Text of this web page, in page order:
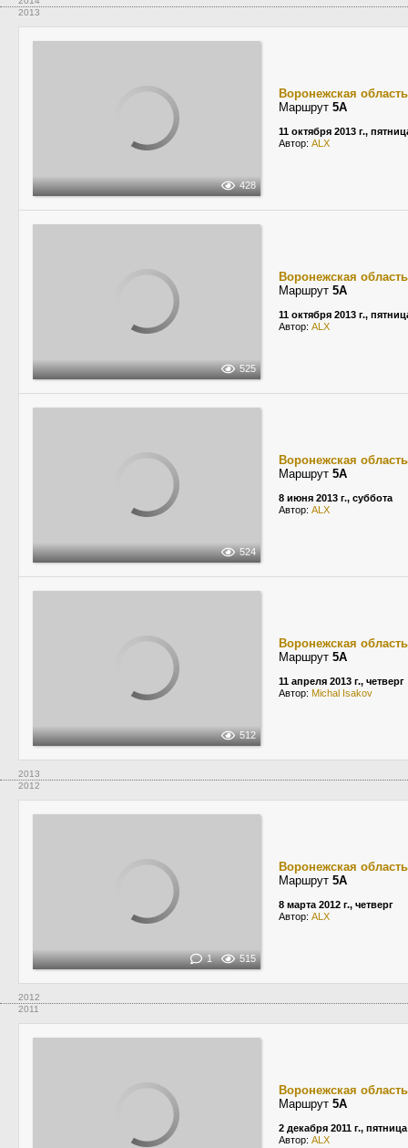
2013
428
Воронежская область
Маршрут 5А
11 октября 2013 г.,
Автор: ALX
525
Воронежская область
Маршрут 5А
11 октября 2013 г.,
Автор: ALX
524
Воронежская область
Маршрут 5А
8 июня 2013 г., суббота
Автор: ALX
512
Воронежская область
Маршрут 5А
11 апреля 2013 г., четверг
Автор: Michal Isakov
2013
2012
1 515
Воронежская область
Маршрут 5А
8 марта 2012 г., четверг
Автор: ALX
2012
2011
Воронежская область
Маршрут 5А
2 декабря 2011 г., пятница
Автор: ALX